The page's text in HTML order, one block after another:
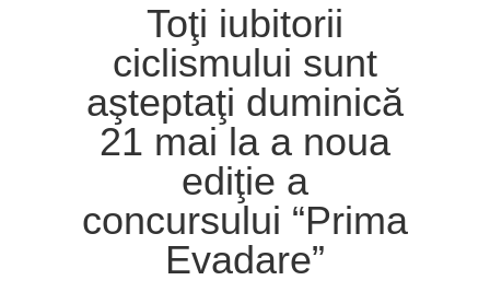
Toţi iubitorii
ciclismului sunt
aşteptaţi duminică
21 mai la a noua
ediţie a
concursului “Prima
Evadare”